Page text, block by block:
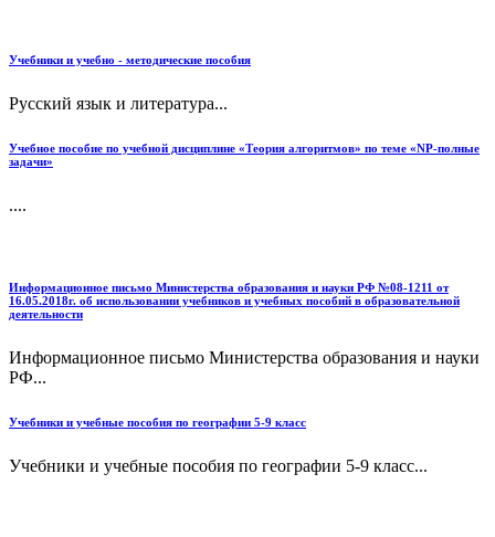
Учебники и учебно - методические пособия
Русский язык и литература...
Учебное пособие по учебной дисциплине «Теория алгоритмов» по теме «NP-полные
задачи»
....
Информационное письмо Министерства образования и науки РФ №08-1211 от
16.05.2018г. об использовании учебников и учебных пособий в образовательной
деятельности
Информационное письмо Министерства образования и науки
РФ...
Учебники и учебные пособия по географии 5-9 класс
Учебники и учебные пособия по географии 5-9 класс...